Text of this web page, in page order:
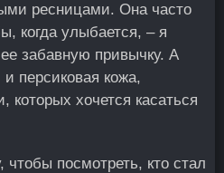
ресницами. Она часто
когда улыбается, – я
забавную привычку. А
персиковая кожа,
которых хочется касаться
чтобы посмотреть, кто стал